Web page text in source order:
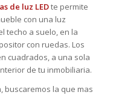
de luz LEDte permite
con una luz
techo a suelo, en la
con ruedas. Los
cuadrados, a una sola
de tu inmobiliaria.
buscaremos la que mas